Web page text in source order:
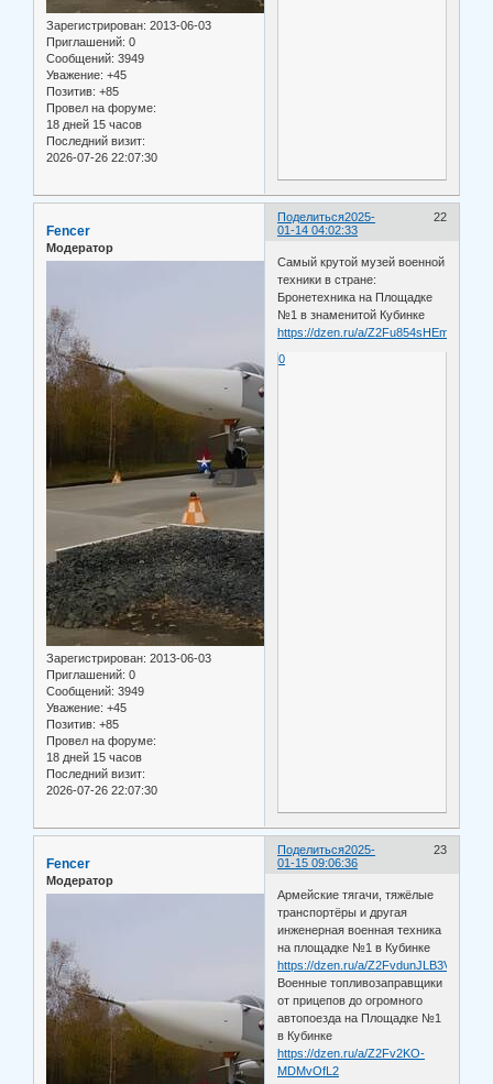
Зарегистрирован: 2013-06-03
Приглашений: 0
Сообщений: 3949
Уважение: +45
Позитив: +85
Провел на форуме:
18 дней 15 часов
Последний визит:
2026-07-26 22:07:30
Поделиться 22
2025-
01-14 04:02:33
Fencer
Модератор
Зарегистрирован: 2013-06-03
Приглашений: 0
Сообщений: 3949
Уважение: +45
Позитив: +85
Провел на форуме:
18 дней 15 часов
Последний визит:
2026-07-26 22:07:30
Самый крутой музей военной
техники в стране:
Бронетехника на Площадке
№1 в знаменитой Кубинке
https://dzen.ru/a/Z2Fu854sHEmztGAu
0
Поделиться 23
2025-
01-15 09:06:36
Fencer
Модератор
Армейские тягачи, тяжёлые
транспортёры и другая
инженерная военная техника
на площадке №1 в Кубинке
https://dzen.ru/a/Z2FvdunJLB3Vr3Jh
Военные топливозаправщики
от прицепов до огромного
автопоезда на Площадке №1
в Кубинке
https://dzen.ru/a/Z2Fv2KO-
MDMvOfL2